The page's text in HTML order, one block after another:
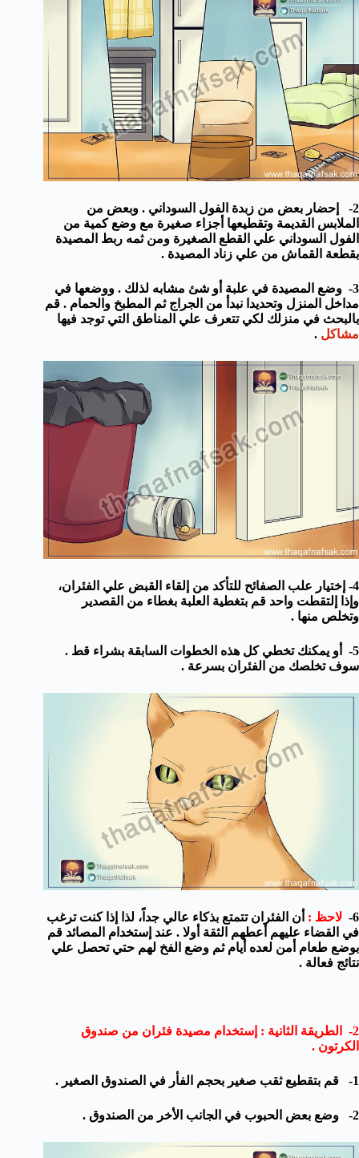
2- إحضار بعض من زبدة الفول السوداني . وبعض من
الملابس القديمة وتقطيعها أجزاء صغيرة مع وضع كمية من
الفول السوداني علي القطع الصغيرة ومن ثمه ربط المصيدة
بقطعة القماش من علي زناد المصيدة .
3- وضع المصيدة في علبة أو شئ مشابه لذلك . ووضعها في
مداخل المنزل وتحديدا نبدأ من الجراج ثم المطبخ والحمام . قم
بالبحث في منزلك لكي تتعرف علي المناطق التي توجد فيها
مشاكل .
4- إختيار علب الصفائح للتأكد من إلقاء القبض علي الفئران،
وإذا إلتقطت واحد قم بتغطية العلبة بغطاء من القصدير
وتخلص منها .
5- أو يمكنك تخطي كل هذه الخطوات السابقة بشراء قط .
سوف تخلصك من الفئران بسرعة .
6- لاحظ : أن الفئران تتمتع بذكاء عالي جداً، لذا إذا كنت ترغب
في القضاء عليهم أعطهم الثقة أولا . عند إستخدام المصائد قم
بوضع طعام أمن لعده أيام ثم وضع الفخ لهم حتي تحصل علي
نتائج فعالة .
2- الطريقة الثانية : إستخدام مصيدة فئران من صندوق
الكرتون .
1- قم بتقطيع ثقب صغير بحجم الفأر في الصندوق الصغير .
2- وضع بعض الحبوب في الجانب الأخر من الصندوق .